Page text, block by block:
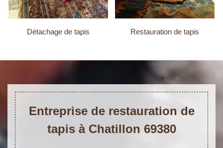
Détachage de tapis Restauration de tapis
Entreprise de restauration de
tapis à Chatillon 69380